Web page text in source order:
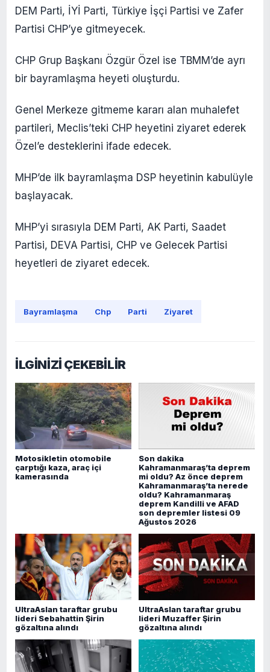
DEM Parti, İYİ Parti, Türkiye İşçi Partisi ve Zafer
Partisi CHP’ye gitmeyecek.
CHP Grup Başkanı Özgür Özel ise TBMM’de ayrı
bir bayramlaşma heyeti oluşturdu.
Genel Merkeze gitmeme kararı alan muhalefet
partileri, Meclis’teki CHP heyetini ziyaret ederek
Özel’e desteklerini ifade edecek.
MHP’de ilk bayramlaşma DSP heyetinin kabulüyle
başlayacak.
MHP’yi sırasıyla DEM Parti, AK Parti, Saadet
Partisi, DEVA Partisi, CHP ve Gelecek Partisi
heyetleri de ziyaret edecek.
Bayramlaşma Chp Parti Ziyaret
İLGİNİZİ ÇEKEBİLİR
Motosikletin otomobile
çarptığı kaza, araç içi
kamerasında
Son dakika
Kahramanmaraş’ta deprem
mi oldu? Az önce deprem
Kahramanmaraş’ta nerede
oldu? Kahramanmaraş
deprem Kandilli ve AFAD
son depremler listesi 09
Ağustos 2026
UltraAslan taraftar grubu
lideri Sebahattin Şirin
gözaltına alındı
UltraAslan taraftar grubu
lideri Muzaffer Şirin
gözaltına alındı